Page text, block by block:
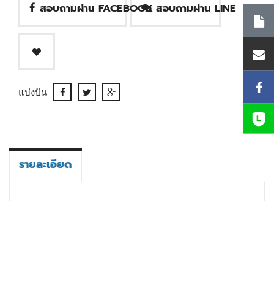
สอบถามผ่าน FACEBOOK สอบถามผ่าน LINE
แบ่งปัน
รายละเอียด